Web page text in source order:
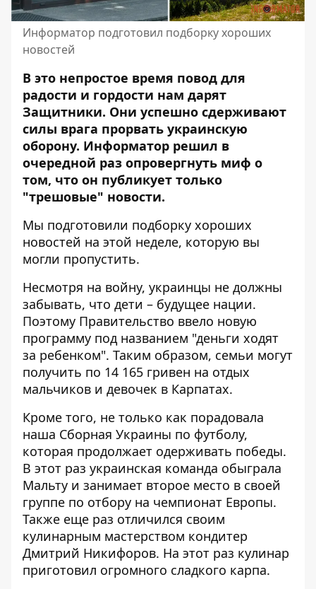
Информатор подготовил подборку хороших
новостей
В это непростое время повод для
радости и гордости нам дарят
Защитники. Они успешно сдерживают
силы врага прорвать украинскую
оборону. Информатор решил в
очередной раз опровергнуть миф о
том, что он публикует только
"трешовые" новости.
Мы подготовили подборку хороших
новостей на этой неделе, которую вы
могли пропустить.
Несмотря на войну, украинцы не должны
забывать, что дети – будущее нации.
Поэтому Правительство ввело новую
программу под названием "деньги ходят
за ребенком". Таким образом, семьи могут
получить по 14 165 гривен на отдых
мальчиков и девочек в Карпатах.
Кроме того, не только как порадовала
наша Сборная Украины по футболу,
которая продолжает одерживать победы.
В этот раз украинская команда обыграла
Мальту и занимает второе место в своей
группе по отбору на чемпионат Европы.
Также еще раз отличился своим
кулинарным мастерством кондитер
Дмитрий Никифоров. На этот раз кулинар
приготовил огромного сладкого карпа.